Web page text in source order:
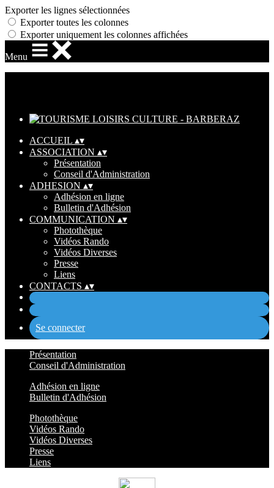
Exporter les lignes sélectionnées
Exporter toutes les colonnes
Exporter uniquement les colonnes affichées
Menu
ACCUEIL ▴▾
ASSOCIATION ▴▾
Présentation
Conseil d'Administration
ADHESION ▴▾
Adhésion en ligne
Bulletin d'Adhésion
COMMUNICATION ▴▾
Photothèque
Vidéos Rando
Vidéos Diverses
Presse
Liens
CONTACTS ▴▾
Se connecter
Présentation
Conseil d'Administration
Adhésion en ligne
Bulletin d'Adhésion
Photothèque
Vidéos Rando
Vidéos Diverses
Presse
Liens